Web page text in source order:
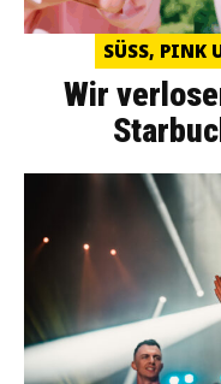
SÜSS, PINK
Wir